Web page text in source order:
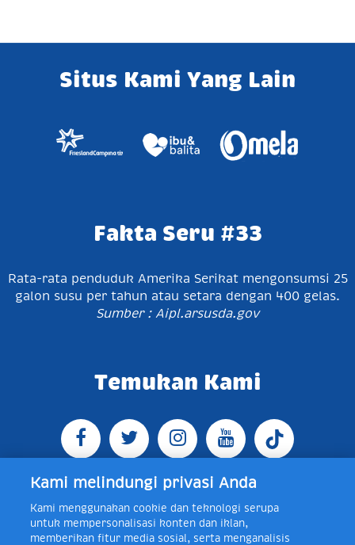
Situs Kami Yang Lain
Fakta Seru #33
Rata-rata penduduk Amerika Serikat mengonsumsi 25
galon susu per tahun atau setara dengan 400 gelas.
Sumber : Aipl.arsusda.gov
Temukan Kami
Jl. Raya Bogor KM 5, Pasar Rebo, Jakarta Timur,
Indonesia 13760
Telp +62 21 8410945 | PO BOX
Kami melindungi privasi Anda
Kami menggunakan cookie dan teknologi serupa
untuk mempersonalisasi konten dan iklan,
memberikan fitur media sosial, serta menganalisis